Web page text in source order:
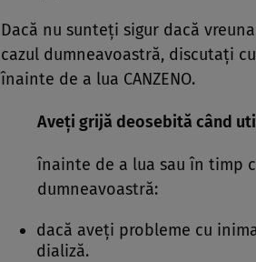
Dacă nu sunteţi sigur dacă
cazul dumneavoastră, discutaţi
înainte de a lua CANZENO.
Aveţi grijă deosebită când
înainte de a lua sau în timp
dumneavoastră:
dacă aveţi probleme cu
dializă.